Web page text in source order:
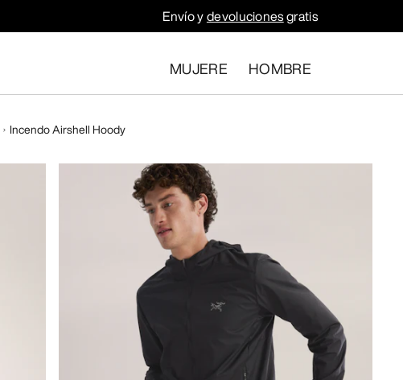
Envío ydevolucionesgratis
MUJERE HOMBRE
Incendo Airshell Hoody